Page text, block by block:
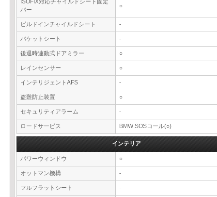
ISOFIX対応チャイルドシート固定
バー
○
ビルドインチャイルドシート -
バケットシート -
後退時連動式ドアミラー ○
レインセンサー ○
インテリジェントAFS -
盗難防止装置 ○
セキュリティアラーム -
ロードサービス BMW SOSコール(○)
インテリア
パワーウィンドウ ○
オットマン機構 -
フルフラットシート -